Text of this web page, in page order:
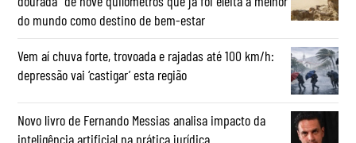
do mundo como destino de bem-estar
Vem aí chuva forte, trovoada e rajadas até 100 km/h:
depressão vai ‘castigar’ esta região
Novo livro de Fernando Messias analisa impacto da
inteligência artificial na prática jurídica